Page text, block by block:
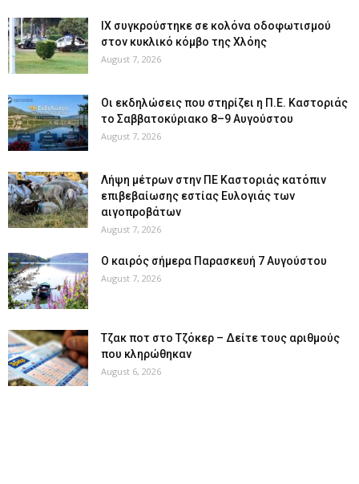
ΙΧ συγκρούστηκε σε κολόνα οδοφωτισμού
στον κυκλικό κόμβο της Χλόης
August 7, 2026
Οι εκδηλώσεις που στηρίζει η Π.Ε. Καστοριάς
το Σαββατοκύριακο 8–9 Αυγούστου
August 7, 2026
Λήψη μέτρων στην ΠΕ Καστοριάς κατόπιν
επιβεβαίωσης εστίας Ευλογιάς των
αιγοπροβάτων
August 7, 2026
Ο καιρός σήμερα Παρασκευή 7 Αυγούστου
August 7, 2026
Tζακ ποτ στο Τζόκερ – Δείτε τους αριθμούς
που κληρώθηκαν
August 6, 2026